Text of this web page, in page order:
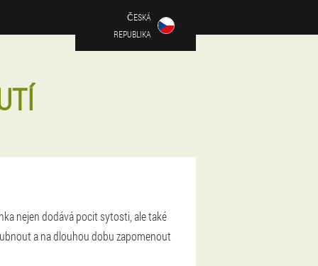
ČESKÁ
REPUBLIKA
nejen dodává pocit sytosti, ale také
a na dlouhou dobu zapomenout